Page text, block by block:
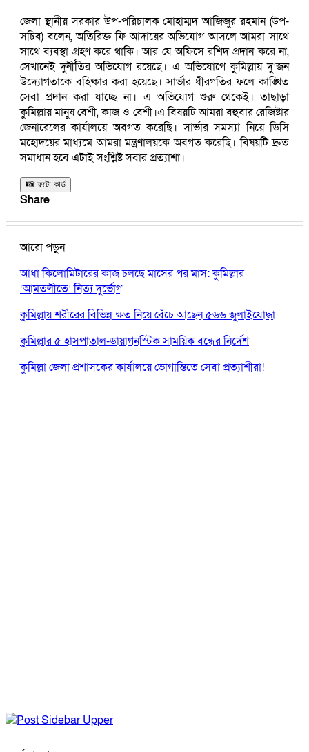
জেলা স্থানীয় সরকার উপ-পরিচালক মোহাম্মদ আজিজুর রহমান (উপ-
সচিব) বলেন, অতিরিক্ত ফি আদায়ের অভিযোগ আসলে আমরা সাথে
সাথে ব্যবস্থা গ্রহণ করে থাকি। আর যে অফিসে রশিদ প্রদান করে না,
সেখানেই দুর্নীতির অভিযোগ রয়েছে। এ অভিযোগে কুমিল্লায় দু’জন
উদ্যোগতাকে বহিষ্কার করা হয়েছে। সার্ভার ধীরগতির ফলে কাঙ্খিত
সেবা প্রদান করা যাচ্ছে না। এ অভিযোগ শুরু থেকেই। তাছাড়া
কুমিল্লায় মানুষ বেশী, কাজ ও বেশী।এ বিষয়টি আমরা বহুবার রেজিষ্টার
জেনারেলের কার্যালয়ে অবগত করেছি। সার্ভার সমস্যা নিয়ে ডিসি
মহোদয়ের মাধ্যমে আমরা মন্ত্রণালয়কে অবগত করেছি। বিষয়টি দ্রুত
সমাধান হবে এটাই সংশ্লিষ্ট সবার প্রত্যাশা।
📸 ফটো কার্ড
Share
আরো পড়ুন
আধা কিলোমিটারের কাজ চলছে মাসের পর মাস: কুমিল্লার
‘আমতলীতে’ নিত্য দুর্ভোগ
কুমিল্লায় শরীরের বিভিন্ন ক্ষত নিয়ে বেঁচে আছেন ৫৬৬ জুলাইযোদ্ধা
কুমিল্লার ৫ হাসপাতাল-ডায়াগনস্টিক সাময়িক বন্ধের নির্দেশ
কুমিল্লা জেলা প্রশাসকের কার্যালয়ে ভোগান্তিতে সেবা প্রত্যাশীরা!